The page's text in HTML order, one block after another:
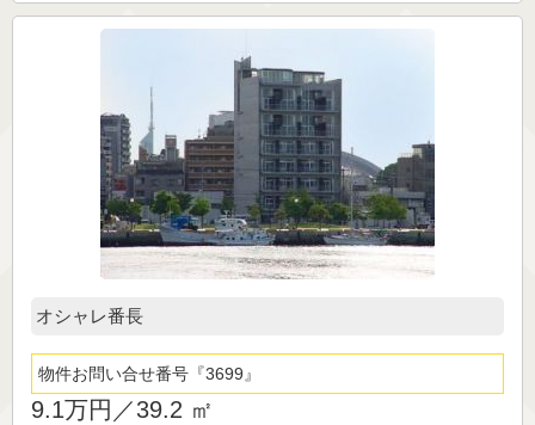
オシャレ番長
物件お問い合せ番号 3699
9.1万円／39.2 ㎡